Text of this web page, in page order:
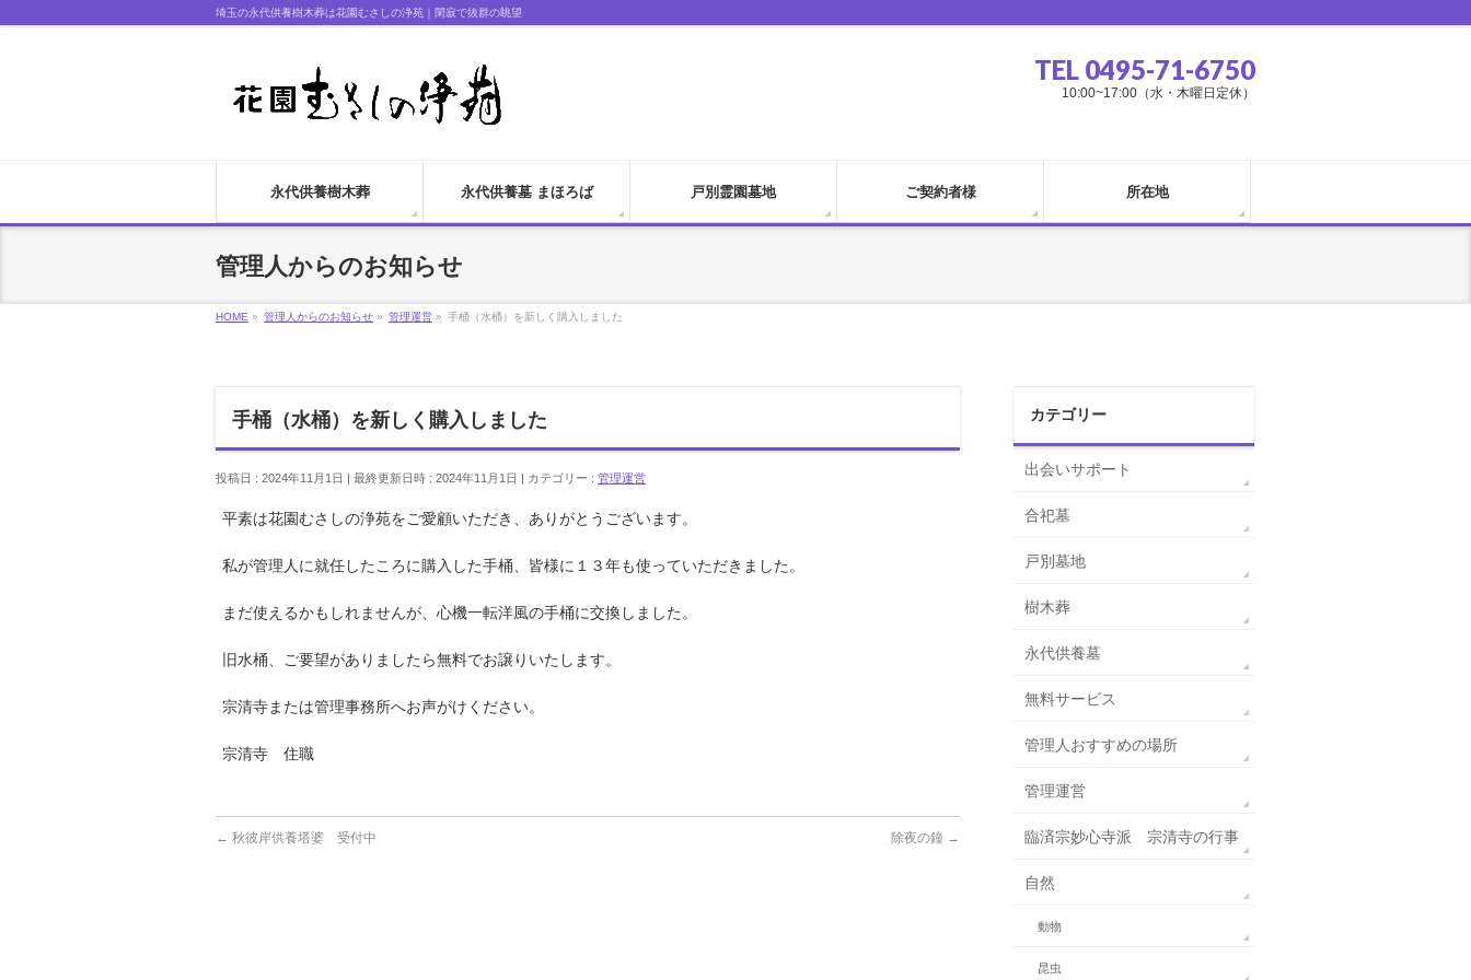
埼玉の永代供養樹木葬は花園むさしの浄苑｜閑寂で抜群の眺望
TEL 0495-71-6750
10:00~17:00（水・木曜日定休）
永代供養樹木葬 永代供養墓 まほろば 戸別霊園墓地 ご契約者様 所在地
管理人からのお知らせ
HOME » 管理人からのお知らせ » 管理運営 » 手桶（水桶）を新しく購入しました
手桶（水桶）を新しく購入しました
投稿日 : 2024年11月1日 最終更新日時 : 2024年11月1日 カテゴリー : 管理運営
平素は花園むさしの浄苑をご愛顧いただき、ありがとうございます。
私が管理人に就任したころに購入した手桶、皆様に１３年も使っていただきました。
まだ使えるかもしれませんが、心機一転洋風の手桶に交換しました。
旧水桶、ご要望がありましたら無料でお譲りいたします。
宗清寺または管理事務所へお声がけください。
宗清寺 住職
← 秋彼岸供養塔婆 受付中 除夜の鐘 →
カテゴリー
出会いサポート
合祀墓
戸別墓地
樹木葬
永代供養墓
無料サービス
管理人おすすめの場所
管理運営
臨済宗妙心寺派 宗清寺の行事
自然
動物
昆虫